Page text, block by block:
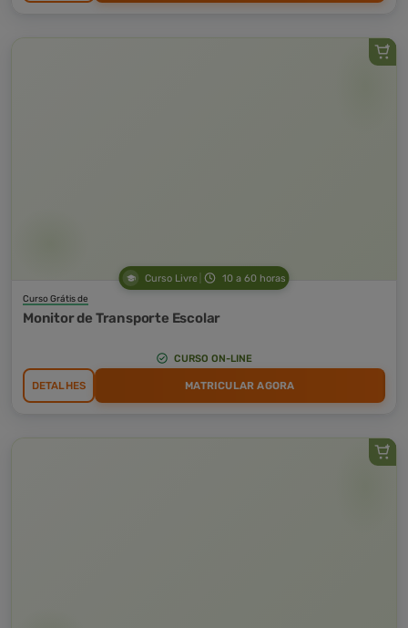
Curso Livre 10 a 60 horas
Curso Grátis de
Monitor de Transporte Escolar
CURSO ON-LINE
DETALHES MATRICULAR AGORA